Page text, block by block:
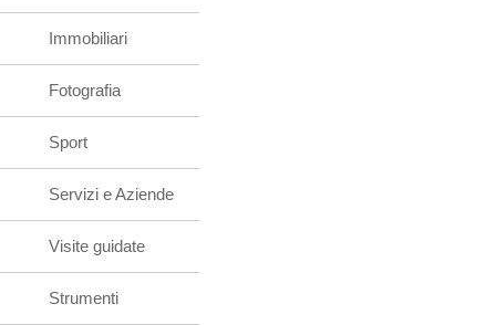
Immobiliari
Fotografia
Sport
Servizi e Aziende
Visite guidate
Strumenti